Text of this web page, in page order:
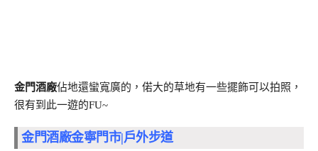
金門酒廠佔地還蠻寬廣的，偌大的草地有一些擺飾可以拍照，
很有到此一遊的FU~
金門酒廠金寧門市|戶外步道